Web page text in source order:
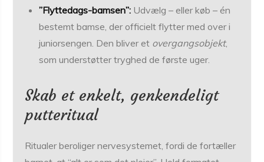
”Flyttedags-bamsen”: Udvælg – eller køb – én
bestemt bamse, der officielt flytter med over i
juniorsengen. Den bliver et overgangsobjekt,
som understøtter tryghed de første uger.
Skab et enkelt, genkendeligt
putteritual
Ritualer beroliger nervesystemet, fordi de fortæller